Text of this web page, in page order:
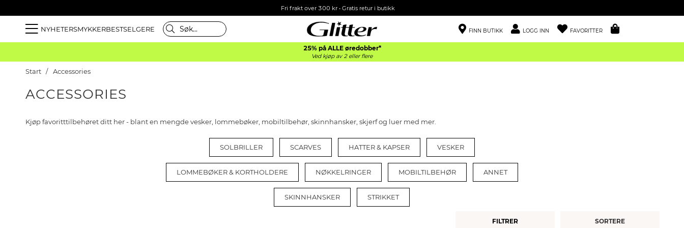
Fri frakt over 300 kr • Gratis retur i butikk
NYHETERSMYKKERBESTSELGERE FINN BUTIKK LOGG INN FAVORITTER
25% på ALLE øredobber*
Ved kjøp av 2 eller flere
Start Accessories
ACCESSORIES
Kjøp favoritttilbehøret ditt her - blant en mengde vesker, lommebøker, mobiltilbehør, skinnhansker, skjerf og luer med mer.
SOLBRILLER SCARVES HATTER & KAPSER VESKER
LOMMEBØKER & KORTHOLDERE NØKKELRINGER MOBILTILBEHØR ANNET
SKINNHANSKER STRIKKET
FILTRER